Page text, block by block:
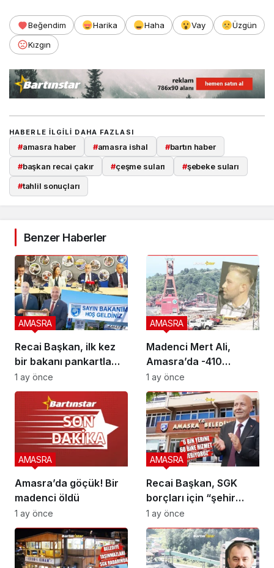
Beğendim Harika Haha Vay
Üzgün
Kızgın
HABERLE ILGILI DAHA FAZLASI
#amasra haber #amasra ishal #bartın haber
#başkan recai çakır #çeşme suları #şebeke suları
#tahlil sonuçları
Benzer Haberler
Recai Başkan, ilk kez
bir bakanı pankartla
karşıladı
AMASRA
1 ay önce
Madenci Mert Ali,
Amasra’da -410
kotunda can verdi
AMASRA
1 ay önce
Amasra’da göçük! Bir
madenci öldü
AMASRA
1 ay önce
Recai Başkan, SGK
borçları için “şehir
vergisi” önerdi
AMASRA
1 ay önce